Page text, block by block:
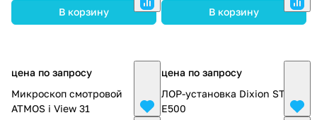
В корзину В корзину
цена по запросу
Микроскоп смотровой
ATMOS i View 31
цена по запросу
ЛОР-установка Dixion ST-
E500